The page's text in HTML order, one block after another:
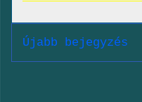
Újabb bejegyzés